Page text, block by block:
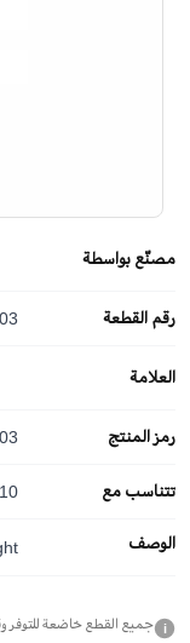
مصنّع بواسطة
رقم القطعة
العلامة
رمز المنتج
تتناسب مع
الوصف
i جميع القطع خاضعة للتوفر